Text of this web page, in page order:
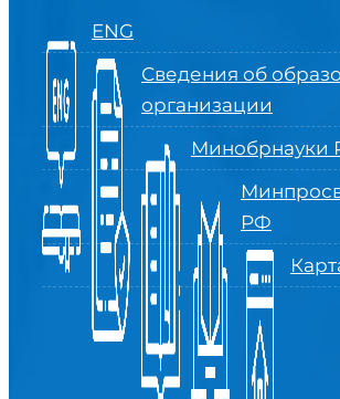
ENG
Сведения об
организации
Минобрнауки
РФ